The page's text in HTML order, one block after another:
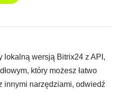
lokalną wersją Bitrix24 z API,
który możesz łatwo
innymi narzędziami, odwiedź